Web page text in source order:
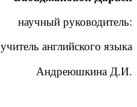
научный руководитель:
учитель английского языка
Андреюшкина Д.И.